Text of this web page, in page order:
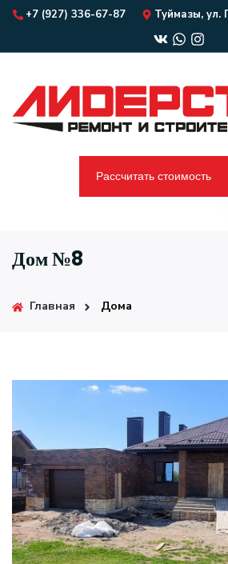
+7 (927) 336-67-87 Туймазы, ул.
Рассчитать стоимость
Дом №8
Главная Дома